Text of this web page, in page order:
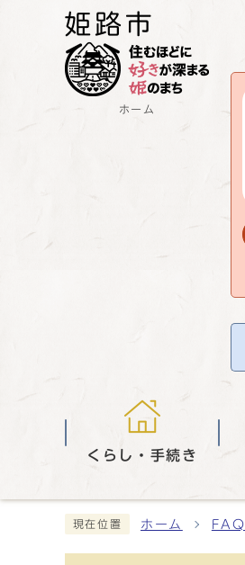
ホーム
くらし・手続き
現在位置 ホーム FAQ